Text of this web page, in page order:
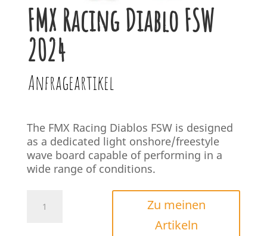
FMX Racing Diablo FSW
2024
Anfrageartikel
The FMX Racing Diablos FSW is designed
as a dedicated light onshore/freestyle
wave board capable of performing in a
wide range of conditions.
Racing
Zu meinen
Artikeln